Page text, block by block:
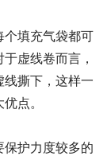
个填充气袋都可
虚线卷而言，
线撕下，这样一
点。
护力度较多的